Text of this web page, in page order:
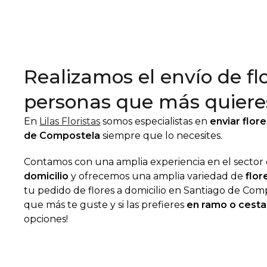
Realizamos el envío de
personas que más
En Lilas Floristas somos especialistas en enviar
de Compostela siempre que lo necesites.
Contamos con una amplia experiencia en el
domicilio y ofrecemos una amplia variedad de
tu pedido de flores a domicilio en Santiago de
que más te guste y si las prefieres en ramo o cesta
opciones!